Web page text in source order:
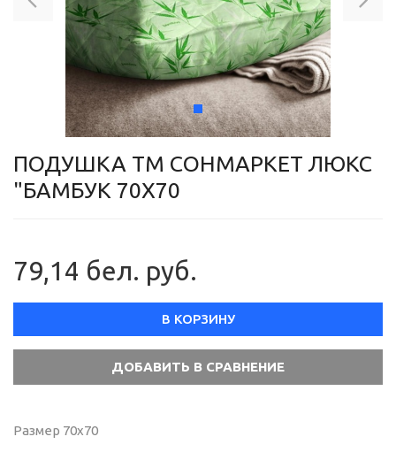
ПОДУШКА ТМ СОНМАРКЕТ ЛЮКС
"БАМБУК 70Х70
79,14 бел. руб.
В КОРЗИНУ
Размер 70х70